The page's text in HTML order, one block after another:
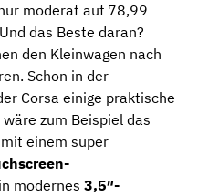
moderat auf 78,99
das Beste daran?
den Kleinwagen nach
Schon in der
Corsa einige praktische
zum Beispiel das
mit einem super
modernes 3,5″-